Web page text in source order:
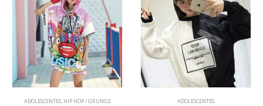
ADOLESCENTES, HIP HOP / GRUNGE
Este producto tiene múltiples variantes. Las opciones se pueden elegir en la página de producto
ADOLESCENTES